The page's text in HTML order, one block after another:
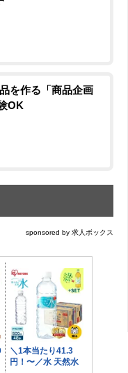
を作る「商品企画
OK
sponsored by 求人ボックス